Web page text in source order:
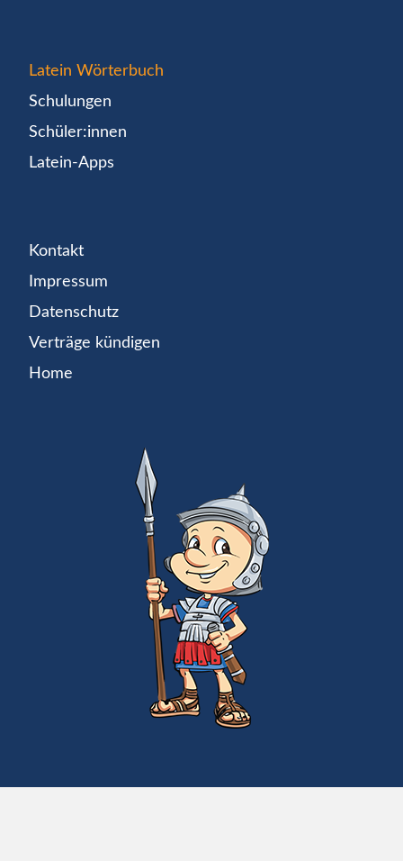
Latein Wörterbuch
Schulungen
Schüler:innen
Latein-Apps
Kontakt
Impressum
Datenschutz
Verträge kündigen
Home